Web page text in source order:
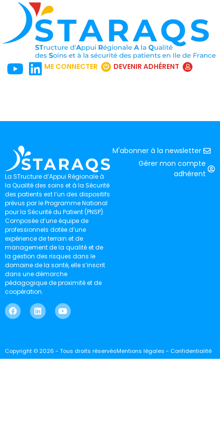
ME CONNECTER DEVENIR ADHÉRENT
La STructure d’Appui Régionale à
la Qualité des soins et à la Sécurité
des patients est l’un des dispositifs
prévus par le Programme National
pour la Sécurité du Patient (PNSP).
Composée d’une équipe de
professionnels dotée d’une
expérience de terrain et de
management de la qualité et de
la gestion des risques dans le
domaine de la santé, elle s’inscrit
dans une démarche
pédagogique de proximité et de
coopération.
M'abonner à la newsletter
Gérer mon compte
adhérent
Copyright © 2026 - Tous droits réservésMentions légales - Confidentialité